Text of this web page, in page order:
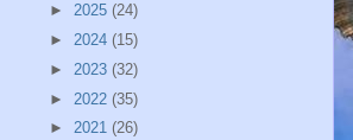
► 2025 (24)
► 2024 (15)
► 2023 (32)
► 2022 (35)
► 2021 (26)